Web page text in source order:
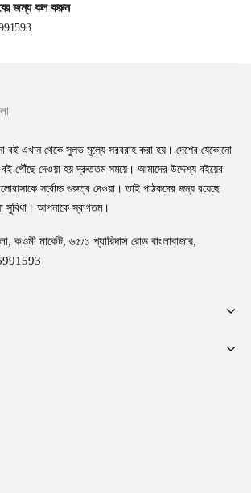
জন্য কল করুন
বই এখান থেকে সুলভ মূল্যে সরবরাহ করা হয়। দেশের যেকোনো
বই পৌঁছে দেওয়া হয় দ্রুততম সময়ে। আমাদের উদ্দেশ্য বইয়ের
সর্বোচ্চ গুরুত্ব দেওয়া। তাই পাঠকদের জন্য রয়েছে
সুবিধা। আপনাকে স্বাগতম।
কওমী মার্কেট, ৬৫/১ প্যারিদাস রোড বাংলাবাজার,